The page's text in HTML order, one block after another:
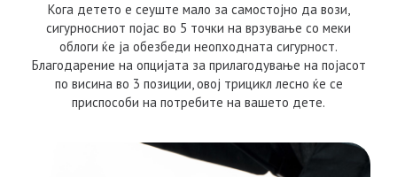
Кога детето е сеуште мало за самостојно да вози,
сигурносниот појас во 5 точки на врзување со меки
облоги ќе ја обезбеди неопходната сигурност.
Благодарение на опцијата за прилагодување на појасот
по висина во 3 позиции, овој трицикл лесно ќе се
приспособи на потребите на вашето дете.